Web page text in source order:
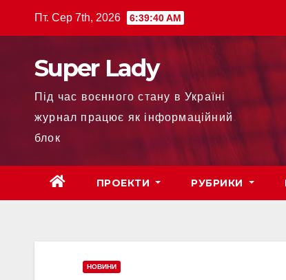
Пт. Сер 7th, 2026 6:39:41 AM
Super Lady
Під час воєнного стану в Україні
журнал працює як інформаційний
блок
ПРОЕКТИ РУБРИКИ
НОВИНИ